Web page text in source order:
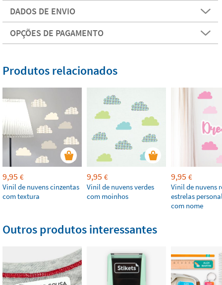
DADOS DE ENVIO
OPÇÕES DE PAGAMENTO
Produtos relacionados
9,95 €
Vinil de nuvens cinzentas
com textura
9,95 €
Vinil de nuvens verdes
com moinhos
9,95 €
Vinil de nuvens
estrelas
com nome
Outros produtos interessantes